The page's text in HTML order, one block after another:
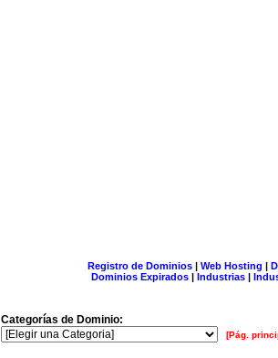
Registro de Dominios| Web Hosting |
Dominios Expirados | Industrias |
Categorías de Dominio:
[Pág.